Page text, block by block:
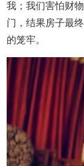
我；我们害怕财
门，结果房子最
的笼牢。